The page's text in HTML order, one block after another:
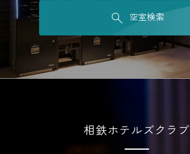
空室検索
相鉄ホテルズクラブ